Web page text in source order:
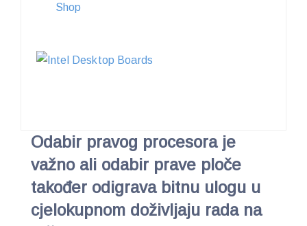
Odabir pravog procesora je
važno ali odabir prave ploče
također odigrava bitnu ulogu u
cjelokupnom doživljaju rada na